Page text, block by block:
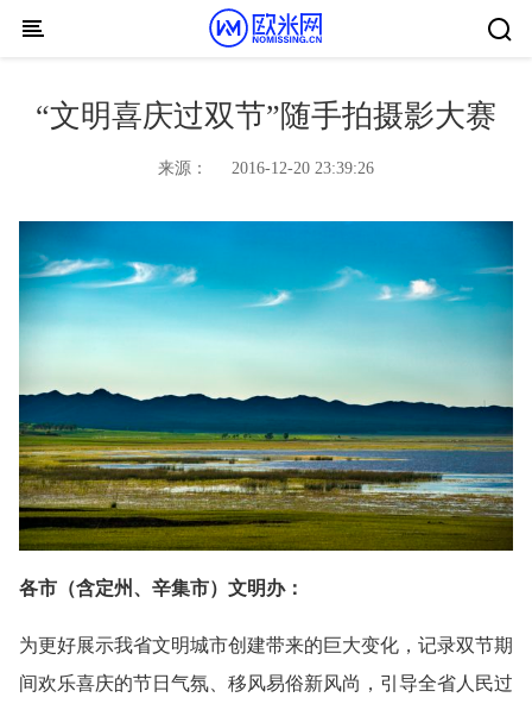
Skip to content
“文明喜庆过双节”随手拍摄影大赛
来源： 2016-12-20 23:39:26
各市（含定州、辛集市）文明办：
为更好展示我省文明城市创建带来的巨大变化，记录双节期
间欢乐喜庆的节日气氛、移风易俗新风尚，引导全省人民过